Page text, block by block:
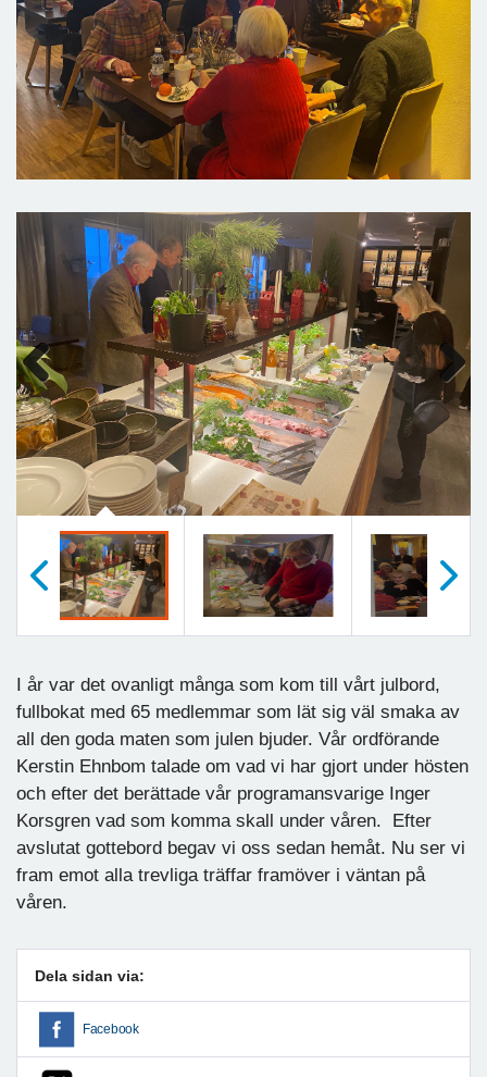
Previous Next
I år var det ovanligt många som kom till vårt julbord,
fullbokat med 65 medlemmar som lät sig väl smaka av
all den goda maten som julen bjuder. Vår ordförande
Kerstin Ehnbom talade om vad vi har gjort under hösten
och efter det berättade vår programansvarige Inger
Korsgren vad som komma skall under våren. Efter
avslutat gottebord begav vi oss sedan hemåt. Nu ser vi
fram emot alla trevliga träffar framöver i väntan på
våren.
Dela sidan via:
Facebook